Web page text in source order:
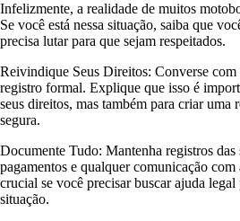
Infelizmente, a realidade de muitos
Se você está nessa situação, saiba que
precisa lutar para que sejam respeitados.
Reivindique Seus Direitos: Converse com
registro formal. Explique que isso é
seus direitos, mas também para criar uma
segura.
Documente Tudo: Mantenha registros das
pagamentos e qualquer comunicação com
crucial se você precisar buscar ajuda legal
situação.